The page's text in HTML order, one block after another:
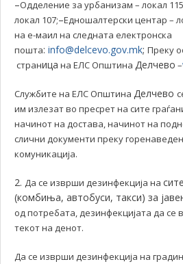
–Одделение за урбанизам – локал
локал 107;–Едношалтерски центар –
на е-маил на следната електронска
пошта: info@delcevo.gov.mk; Преку
страница на ЕЛС Општина Делчево –
Службите на ЕЛС Општина Делчево
им излезат во пресрет на сите
начинот на достава, начинот на
слични документи преку
комуникација.
2. Да се изврши дезинфекција на
(комбиња, автобуси, такси) за
од потребата, дезинфекцијата да
текот на денот.
Да се изврши дезинфекција на